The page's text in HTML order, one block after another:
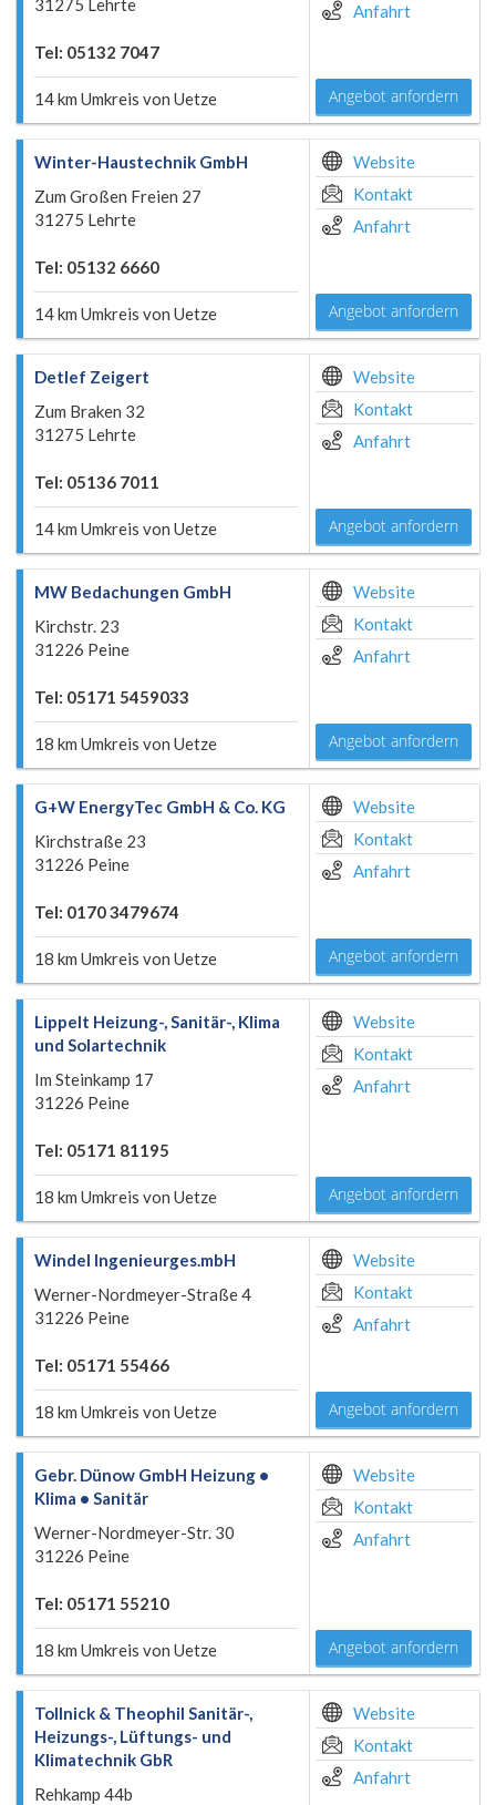
31275 Lehrte
Tel: 05132 7047
14 km Umkreis von Uetze
Anfahrt
Angebot anfordern
Winter-Haustechnik GmbH
Zum Großen Freien 27
31275 Lehrte
Tel: 05132 6660
14 km Umkreis von Uetze
Website
Kontakt
Anfahrt
Angebot anfordern
Detlef Zeigert
Zum Braken 32
31275 Lehrte
Tel: 05136 7011
14 km Umkreis von Uetze
Website
Kontakt
Anfahrt
Angebot anfordern
MW Bedachungen GmbH
Kirchstr. 23
31226 Peine
Tel: 05171 5459033
18 km Umkreis von Uetze
Website
Kontakt
Anfahrt
Angebot anfordern
G+W EnergyTec GmbH & Co. KG
Kirchstraße 23
31226 Peine
Tel: 0170 3479674
18 km Umkreis von Uetze
Website
Kontakt
Anfahrt
Angebot anfordern
Lippelt Heizung-, Sanitär-, Klima
und Solartechnik
Im Steinkamp 17
31226 Peine
Tel: 05171 81195
18 km Umkreis von Uetze
Website
Kontakt
Anfahrt
Angebot anfordern
Windel Ingenieurges.mbH
Werner-Nordmeyer-Straße 4
31226 Peine
Tel: 05171 55466
18 km Umkreis von Uetze
Website
Kontakt
Anfahrt
Angebot anfordern
Gebr. Dünow GmbH Heizung •
Klima • Sanitär
Werner-Nordmeyer-Str. 30
31226 Peine
Tel: 05171 55210
18 km Umkreis von Uetze
Website
Kontakt
Anfahrt
Angebot anfordern
Tollnick & Theophil Sanitär-,
Heizungs-, Lüftungs- und
Klimatechnik GbR
Rehkamp 44b
Website
Kontakt
Anfahrt